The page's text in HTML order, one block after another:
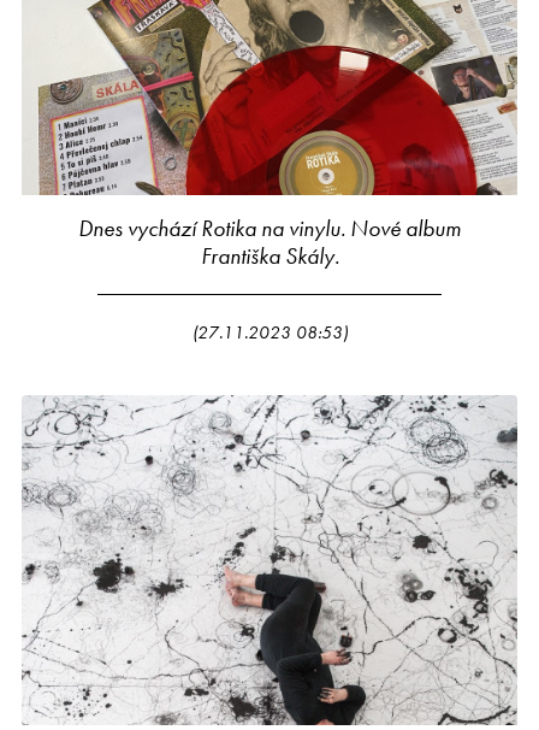
Dnes vychází Rotika na vinylu. Nové album
Františka Skály.
(27.11.2023 08:53)